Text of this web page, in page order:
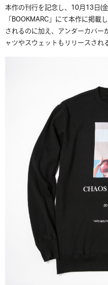
本作の刊行を記念し、10月13日(
「BOOKMARC」にて本作に掲
されるのに加え、アンダーカバ
ャツやスウェットもリリースされ